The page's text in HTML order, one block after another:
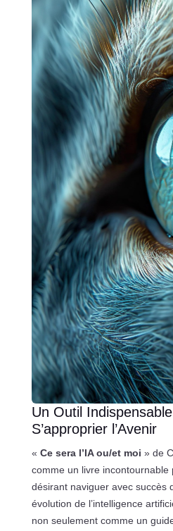
Un Outil
S’approprier l’Avenir
« Ce sera l’IA ou/et moi » de
comme un livre incontournable
désirant naviguer avec succès
évolution de l’intelligence
non seulement comme un